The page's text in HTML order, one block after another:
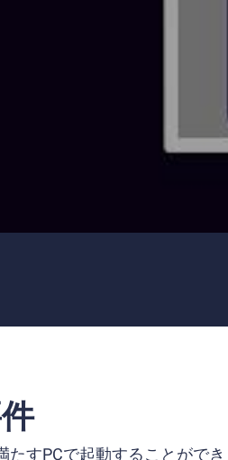
すPCで起動することができ